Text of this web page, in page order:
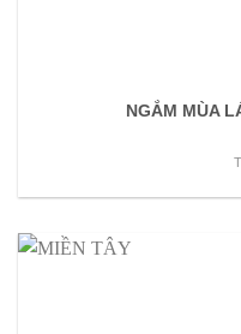
NGẮM MÙA